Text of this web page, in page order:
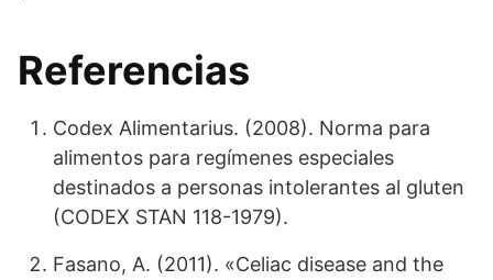
Referencias
Codex Alimentarius. (2008). Norma para
alimentos para regímenes especiales
destinados a personas intolerantes al gluten
(CODEX STAN 118-1979).
Fasano, A. (2011). «Celiac disease and the